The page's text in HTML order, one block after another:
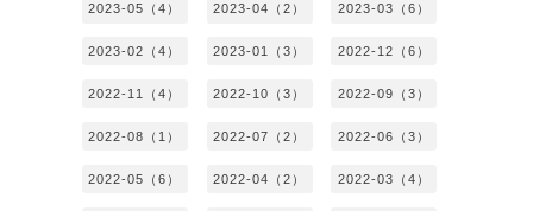
2023-05（4） 2023-04（2） 2023-03（6）
2023-02（4） 2023-01（3） 2022-12（6）
2022-11（4） 2022-10（3） 2022-09（3）
2022-08（1） 2022-07（2） 2022-06（3）
2022-05（6） 2022-04（2） 2022-03（4）